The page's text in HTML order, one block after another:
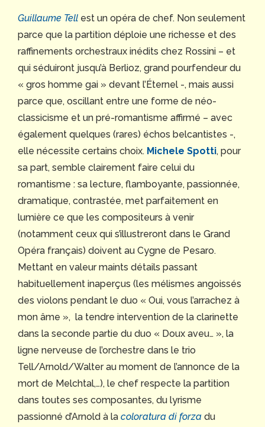
Guillaume Tell est un opéra de chef. Non seulement
parce que la partition déploie une richesse et des
raffinements orchestraux inédits chez Rossini – et
qui séduiront jusqu’à Berlioz, grand pourfendeur du
« gros homme gai » devant l’Éternel -, mais aussi
parce que, oscillant entre une forme de néo-
classicisme et un pré-romantisme affirmé – avec
également quelques (rares) échos belcantistes -,
elle nécessite certains choix. Michele Spotti, pour
sa part, semble clairement faire celui du
romantisme : sa lecture, flamboyante, passionnée,
dramatique, contrastée, met parfaitement en
lumière ce que les compositeurs à venir
(notamment ceux qui s’illustreront dans le Grand
Opéra français) doivent au Cygne de Pesaro.
Mettant en valeur maints détails passant
habituellement inaperçus (les mélismes angoissés
des violons pendant le duo « Oui, vous l’arrachez à
mon âme », la tendre intervention de la clarinette
dans la seconde partie du duo « Doux aveu… », la
ligne nerveuse de l’orchestre dans le trio
Tell/Arnold/Walter au moment de l’annonce de la
mort de Melchtal,…), le chef respecte la partition
dans toutes ses composantes, du lyrisme
passionné d’Arnold à la coloratura di forza du